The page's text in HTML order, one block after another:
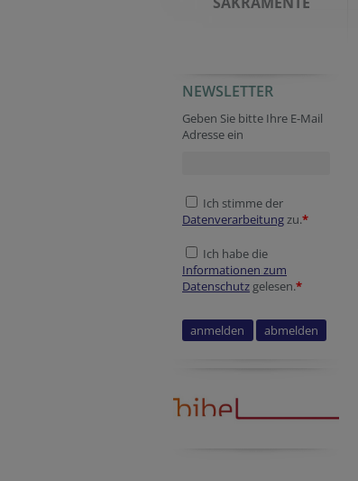
NEWSLETTER
Geben Sie bitte Ihre E-Mail
Adresse ein
Ich stimme der
Datenverarbeitungzu.*
Ich habe die
Informationen zum
Datenschutz gelesen.*